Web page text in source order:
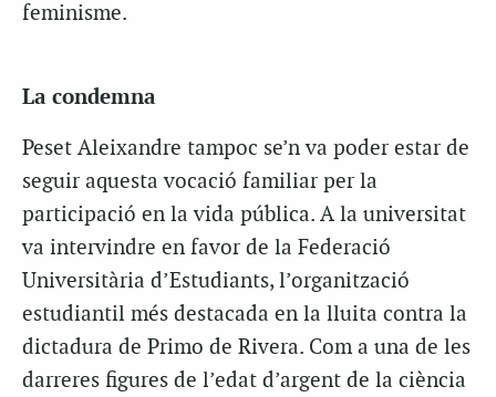
feminisme.
La condemna
Peset Aleixandre tampoc se’n va poder estar de
seguir aquesta vocació familiar per la
participació en la vida pública. A la universitat
va intervindre en favor de la Federació
Universitària d’Estudiants, l’organització
estudiantil més destacada en la lluita contra la
dictadura de Primo de Rivera. Com a una de les
darreres figures de l’edat d’argent de la ciència